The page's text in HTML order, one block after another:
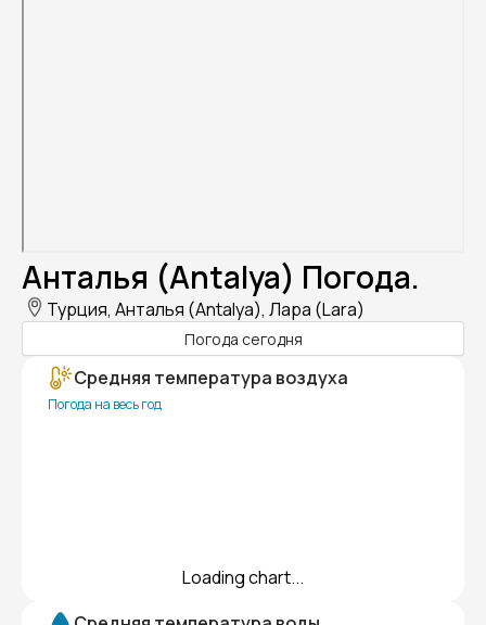
Анталья (Antalya) Погода.
Турция, Анталья (Antalya), Лара (Lara)
Погода сегодня
Средняя температура воздуха
Погода на весь год
Loading chart...